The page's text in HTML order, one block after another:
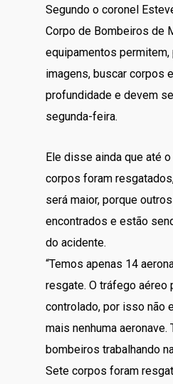
Segundo o coronel
Corpo de Bombeiros de
equipamentos
imagens, buscar corpos
profundidade e devem
segunda-feira.
Ele disse ainda que até
corpos foram
será maior, porque
encontrados e estão
do acidente.
“Temos apenas 14
resgate. O tráfego aéreo
controlado, por isso não
mais nenhuma aeronave.
bombeiros trabalhando
Sete corpos foram